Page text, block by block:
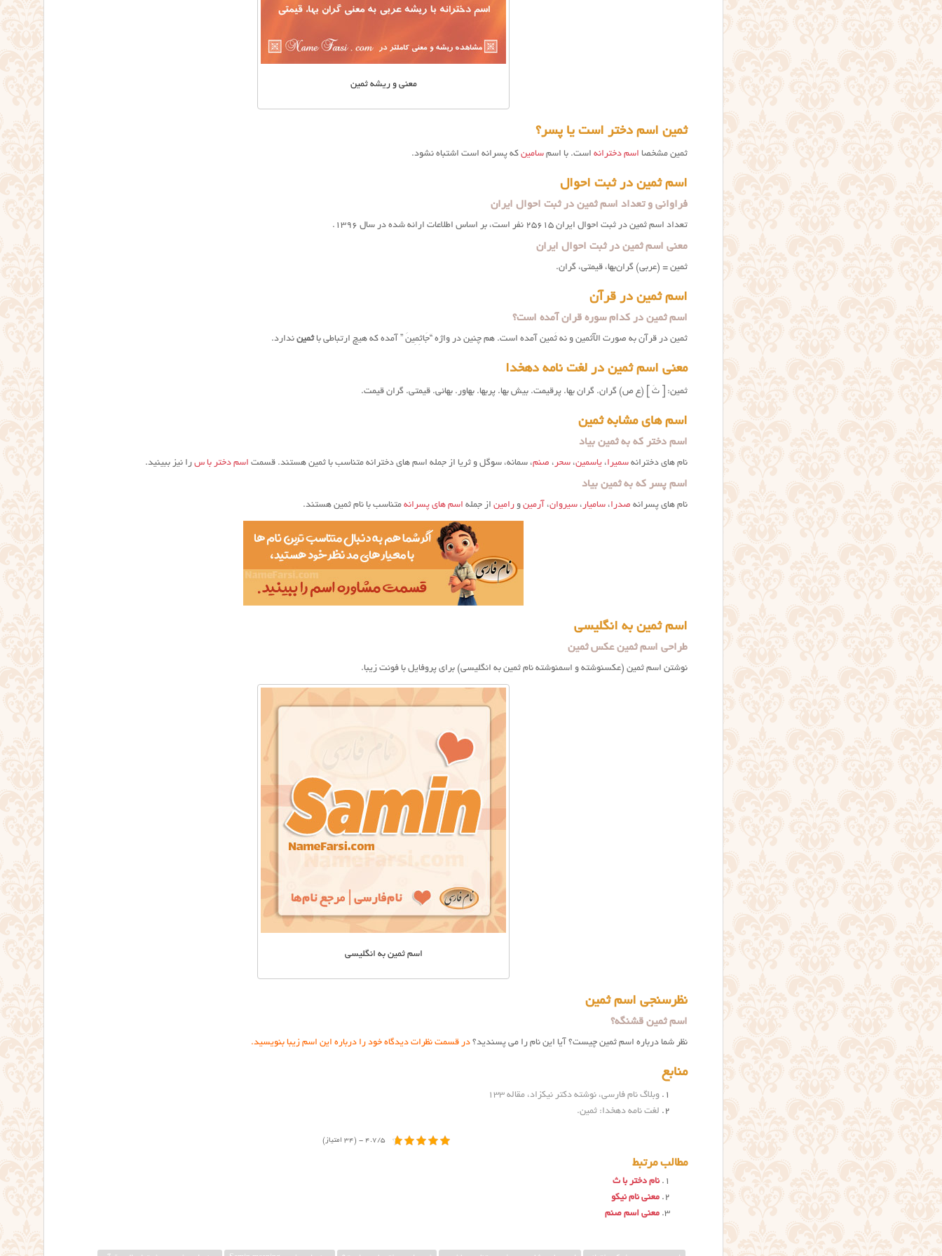
معنی و ریشه ثمین
ثمین اسم دختر است یا پسر؟
ثمین مشخصا اسم دخترانه است. با اسم سامین که پسرانه است اشتباه نشود.
اسم ثمین در ثبت احوال
فراوانی و تعداد اسم ثمین در ثبت احوال ایران
تعداد اسم ثمین در ثبت احوال ایران ۲۵۶۱۵ نفر است، بر اساس اطلاعات ارائه شده در سال 1396.
معنی اسم ثمین در ثبت احوال ایران
ثمین = (عربی) گران‌بها، قیمتی، گران.
اسم ثمین در قرآن
اسم ثمین در کدام سوره قران آمده است؟
ثمین در قرآن به صورت الآثمين و نه ثَمین آمده است. هم چنین در واژه “جَاثِمِينَ ” آمده که هیچ ارتباطی باثمین ندارد.
معنی اسم ثمین در لغت نامه دهخدا
ثمین: [ ثَ ] (ع ص) گران. گران بها. پرقیمت. بیش بها. پربها. بهاور. بهائی. قیمتی. گران قیمت.
اسم های مشابه ثمین
اسم دختر که به ثمین بیاد
نام های دخترانه سمیرا، یاسمین، سحر، صنم، سمانه، سوگل و ثریا از جمله اسم های دخترانه متناسب با ثمین هستند. قسمت اسم دختر با س را نیز ببینید.
اسم پسر که به ثمین بیاد
نام های پسرانه صدرا، سامیار، سیروان، آرمین و رامین از جمله اسم های پسرانه متناسب با نام ثمین هستند.
اسم ثمین به انگلیسی
طراحی اسم ثمین عکس ثمین
نوشتن اسم ثمین (عکسنوشته و اسمنوشته نام ثمين به انگلیسی) برای پروفایل با فونت زیبا.
اسم ثمین به انگلیسی
نظرسنجی اسم ثمین
اسم ثمین قشنگه؟
نظر شما درباره اسم ثمین چیست؟ آیا این نام را می پسندید؟ در قسمت نظرات دیدگاه خود را درباره این اسم زیبا بنویسید.
منابع
وبلاگ نام فارسی، نوشته دکتر نیکزاد، مقاله ۱۳۳
لغت نامه دهخدا: ثمین.
4.7/5 - (34 امتیاز)
مطالب مرتبط
نام دختر با ث
معنی نام نیکو
معنی اسم صنم